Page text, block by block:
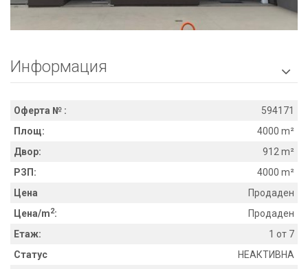
Информация 
Оферта № :
594171
Площ:
4000 m²
Двор:
912 m²
РЗП:
4000 m²
Цена
Продаден
Цена/m2:
Продаден
Етаж:
1 от 7
Статус
НЕАКТИВНА